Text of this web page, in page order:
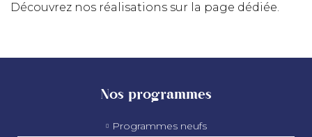
Découvrez nos réalisations sur la page dédiée.
Nos programmes
Programmes neufs